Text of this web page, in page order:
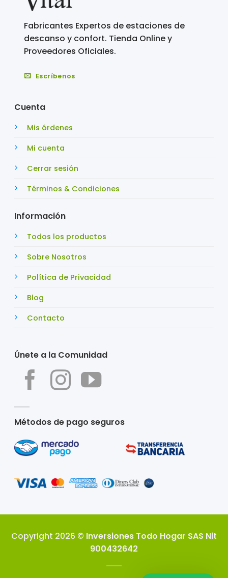
Fabricantes Expertos de estaciones de
descanso y confort. Tienda Online y
Proveedores Oficiales.
Escríbenos
Cuenta
Mis órdenes
Mi cuenta
Cerrar sesión
Términos & Condiciones
Información
Todos los productos
Sobre Nosotros
Política de Privacidad
Blog
Contacto
Únete a la Comunidad
Métodos de pago seguros
Copyright 2026 © Inversiones Todo Hogar SAS Nit
900432642